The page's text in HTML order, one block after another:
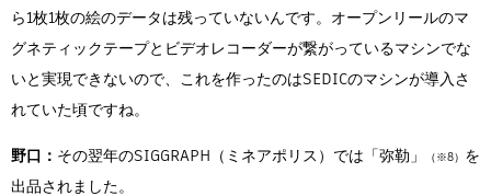
ら1枚1枚の絵のデータは残っていないんです。オープンリールのマ
グネティックテープとビデオレコーダーが繋がっているマシンでな
いと実現できないので、これを作ったのはSEDICのマシンが導入さ
れていた頃ですね。
野口： その翌年のSIGGRAPH（ミネアポリス）では「弥勒」
を
出品されました。